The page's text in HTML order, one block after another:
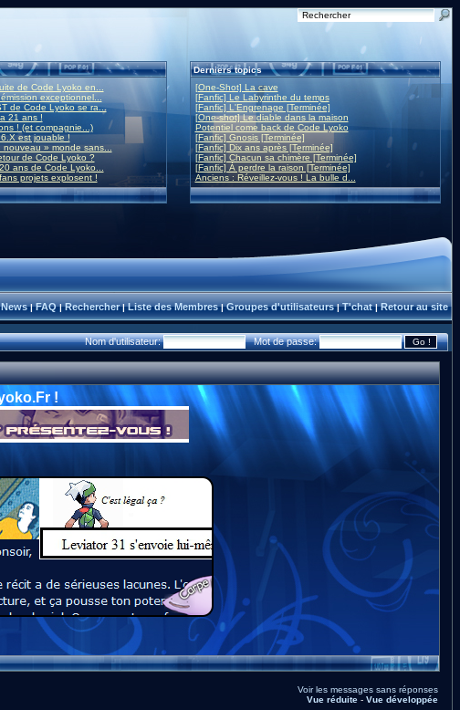
de Code Lyoko en...
exceptionnel...
de Code Lyoko se ra...
21 ans !
! (et compagnie...)
est jouable !
nouveau » monde sans...
de Code Lyoko ?
ans de Code Lyoko...
projets explosent !
Derniers topics
[One-Shot] La cave
[Fanfic] Le Labyrinthe du temps
[Fanfic] L'Engrenage [Terminée]
[One-shot] Le diable dans la maison
Potentiel come back de Code Lyoko
[Fanfic] Gnosis [Terminée]
[Fanfic] Dix ans après [Terminée]
[Fanfic] Chacun sa chimère [Terminée]
[Fanfic] À perdre la raison [Terminée]
Anciens : Réveillez-vous ! La bulle d...
News|FAQ|Rechercher|Liste des Membres|Groupes d'utilisateurs|T'chat|Retour au site
Nom d'utilisateur: Mot de passe:
!
Voir les messages sans réponses
Vue réduite- Vue développée